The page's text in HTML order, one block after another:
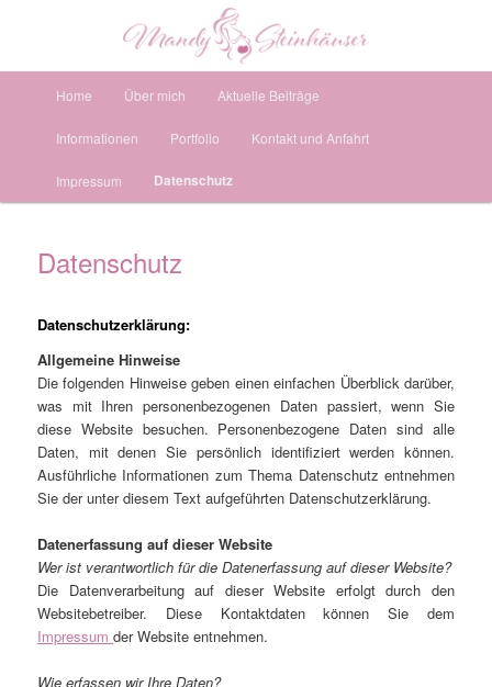
Mandy Steinhäuser Fotografie
Fotografie mit Herz & Liebe zum Detail
Zum
primären
Inhalt
Zum
sekundären
Inhalt
Home Über mich Aktuelle Beiträge
Informationen Portfolio Kontakt und Anfahrt
Impressum Datenschutz
Datenschutz
Datenschutzerklärung:
Allgemeine Hinweise
Die folgenden Hinweise geben einen einfachen Überblick darüber,
was mit Ihren personenbezogenen Daten passiert, wenn Sie
diese Website besuchen. Personenbezogene Daten sind alle
Daten, mit denen Sie persönlich identifiziert werden können.
Ausführliche Informationen zum Thema Datenschutz entnehmen
Sie der unter diesem Text aufgeführten Datenschutzerklärung.
Datenerfassung auf dieser Website
Wer ist verantwortlich für die Datenerfassung auf dieser Website?
Die Datenverarbeitung auf dieser Website erfolgt durch den
Websitebetreiber. Diese Kontaktdaten können Sie dem
Impressumder Website entnehmen.
Wie erfassen wir Ihre Daten?